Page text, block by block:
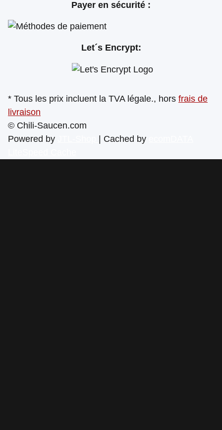
Payer en sécurité :
Let´s Encrypt:
* Tous les prix incluent la TVA légale., hors frais de
livraison
© Chili-Saucen.com
Powered by
| Cached by